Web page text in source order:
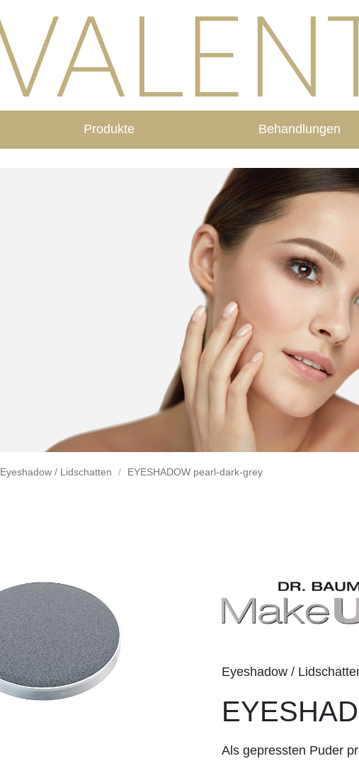
Produkte Behandlungen
Eyeshadow / Lidschatten EYESHADOW pearl-dark-grey
Eyeshadow /
Als gepressten Puder